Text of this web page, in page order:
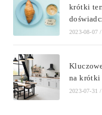
krótki
2023-08-07 /
na krótki
2023-07-31 /